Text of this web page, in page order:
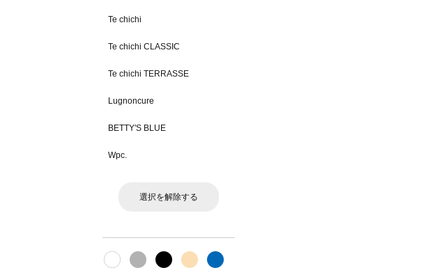
Te chichi
Te chichi CLASSIC
Te chichi TERRASSE
Lugnoncure
BETTY'S BLUE
Wpc.
選択を解除する